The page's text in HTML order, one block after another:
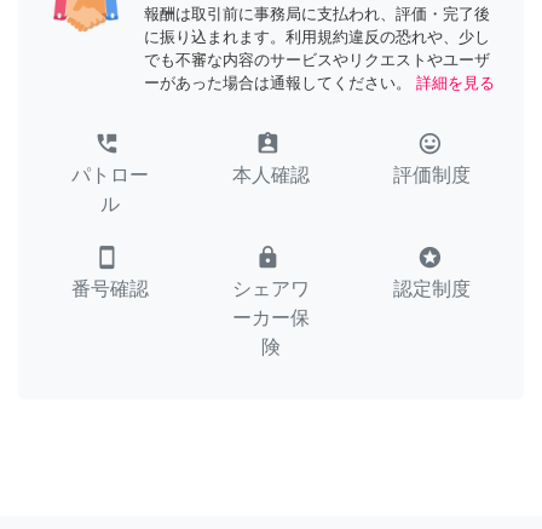
報酬は取引前に事務局に支払われ、評価・完了後
に振り込まれます。利用規約違反の恐れや、少し
でも不審な内容のサービスやリクエストやユーザ
ーがあった場合は通報してください。
詳細を見る
perm_phone_msg
パトロー
ル
assignment_ind
本人確認
tag_faces
評価制度
smartphone
番号確認
lock
シェアワ
ーカー保
険
stars
認定制度